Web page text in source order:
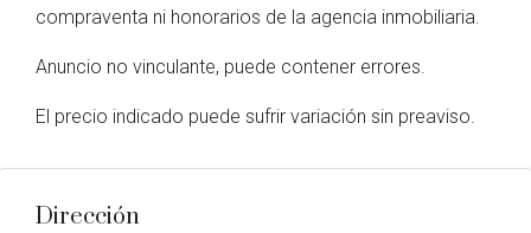
compraventa ni honorarios de la agencia inmobiliaria.
Anuncio no vinculante, puede contener errores.
El precio indicado puede sufrir variación sin preaviso.
Dirección